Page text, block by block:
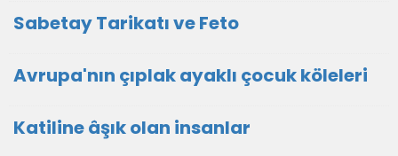
Sabetay Tarikatı ve Feto
Avrupa'nın çıplak ayaklı çocuk köleleri
Katiline âşık olan insanlar